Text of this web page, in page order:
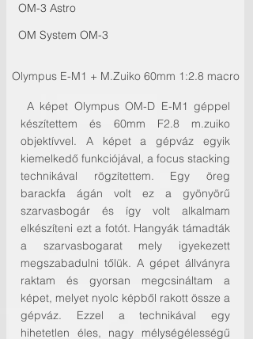
OM-3 Astro
OM System OM-3
Olympus E-M1 + M.Zuiko 60mm 1:2.8 macro
készítettem és 60mm F2.8 m.zuiko
objektívvel. A képet a gépváz egyik
kiemelkedő funkciójával, a focus stacking
technikával rögzítettem. Egy öreg
barackfa ágán volt ez a gyönyörű
szarvasbogár és így volt alkalmam
elkészíteni ezt a fotót. Hangyák támadták
a szarvasbogarat mely igyekezett
megszabadulni tőlük. A gépet állványra
raktam és gyorsan megcsináltam a
képet, melyet nyolc képből rakott össze a
gépváz. Ezzel a technikával egy
hihetetlen éles, nagy mélységélességű